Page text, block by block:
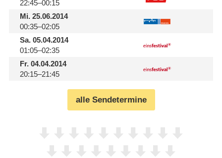
22:45–00:15
Mi.25.06.2014
00:35–02:05
Sa.05.04.2014
01:05–02:35
Fr.04.04.2014
20:15–21:45
alle Sendetermine